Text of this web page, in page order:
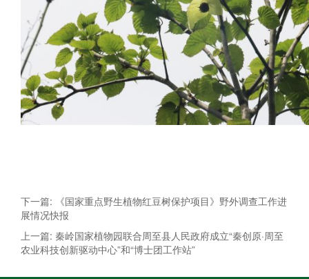
下一篇: 《国家重点野生植物红豆树保护项目》野外调查工作进
展情况快报
上一篇: 秦岭国家植物园联合周至县人民政府成立“秦创原·周至
农业科技创新驱动中心”和“博士团工作站”